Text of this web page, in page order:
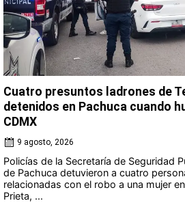
Cuatro presuntos ladrones de
detenidos en Pachuca cuando
CDMX
9 agosto, 2026
Policías de la Secretaría de Seguridad
de Pachuca detuvieron a cuatro
relacionadas con el robo a una mujer
Prieta, ...